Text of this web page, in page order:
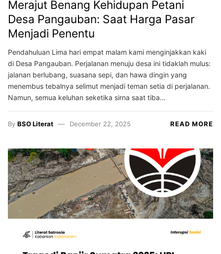
Merajut Benang Kehidupan Petani
Desa Pangauban: Saat Harga Pasar
Menjadi Penentu
Pendahuluan Lima hari empat malam kami menginjakkan kaki
di Desa Pangauban. Perjalanan menuju desa ini tidaklah mulus:
jalanan berlubang, suasana sepi, dan hawa dingin yang
menembus tebalnya selimut menjadi teman setia di perjalanan.
Namun, semua keluhan seketika sirna saat tiba…
By BSO Literat December 22, 2025 READ MORE